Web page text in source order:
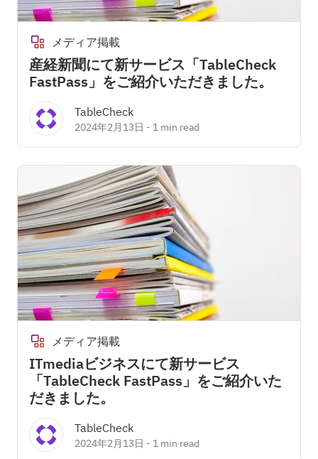
メディア掲載
産経新聞にて新サービス「TableCheck
FastPass」をご紹介いただきました。
TableCheck
2024年2月13日 - 1 min read
メディア掲載
ITmediaビジネスにて新サービス
「TableCheck FastPass」をご紹介いた
だきました。
TableCheck
2024年2月13日 - 1 min read